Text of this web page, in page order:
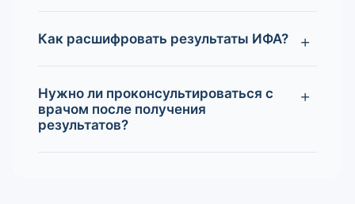
Как расшифровать результаты ИФА?
Нужно ли проконсультироваться с
врачом после получения
результатов?